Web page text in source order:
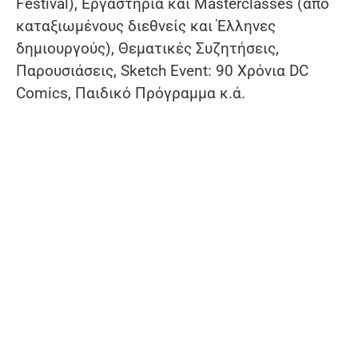
Festival), Εργαστήρια και Masterclasses (από
καταξιωμένους διεθνείς και Έλληνες
δημιουργούς), Θεματικές Συζητήσεις,
Παρουσιάσεις, Sketch Event: 90 Χρόνια DC
Comics, Παιδικό Πρόγραμμα κ.ά.